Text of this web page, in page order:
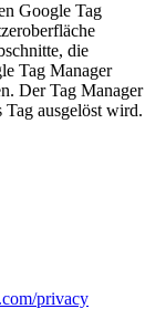
Google Tag
die
Tag Manager
Der Tag Manager
Tag ausgelöst wird.
privacy